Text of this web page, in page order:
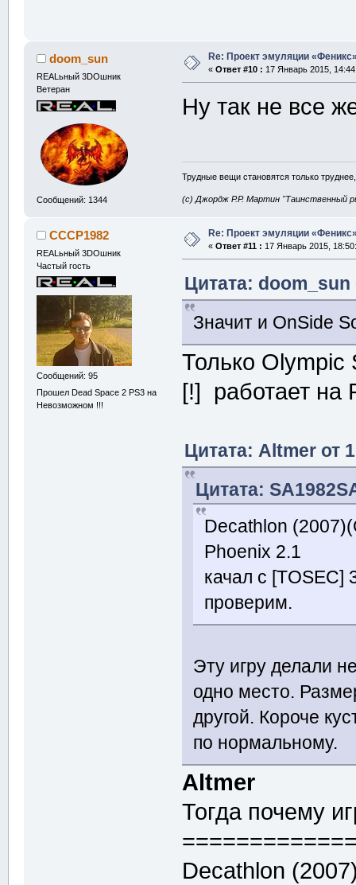
doom_sun
REALьный 3DOшник
Ветеран
Сообщений: 1344
Re: Проект эмуляции
« Ответ #10 : 17 Январь 2015,
Ну так не все
Трудные вещи становятся только
(с) Джордж Р.Р. Мартин "Таинственный
CCCP1982
REALьный 3DOшник
Частый гость
Сообщений: 95
Прошел Dead Space 2 PS3 на
Невозможном !!!
Re: Проект эмуляции
« Ответ #11 : 17 Январь 2015,
Цитата:
Значит и OnSide
Только
[!] работает на
Цитата: Altmer от
Цитата:
Decathlon
Phoenix 2.1
качал с [TOSEC]
проверим.
Эту игру делали
одно место.
другой. Короче
по нормальному.
Altmer
Тогда почему
Decathlon